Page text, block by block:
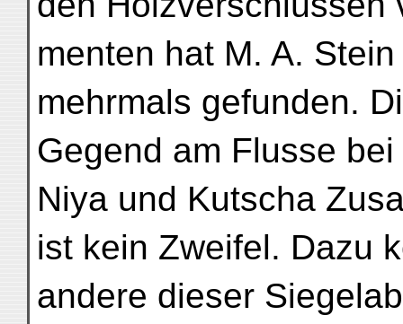
menten hat M. A.
mehrmals gefunden.
Gegend am Flusse
Niya und Kutscha
ist kein Zweifel. Dazu
andere dieser